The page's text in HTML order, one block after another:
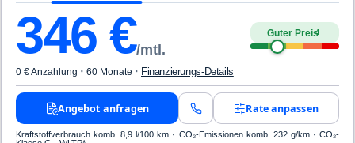
346 €/mtl.
Guter Preis4
0 € Anzahlung · 60 Monate · Finanzierungs-Details
Angebot anfragen Rate anpassen
Kraftstoffverbrauch komb. 8,9 l/100 km · CO₂-Emissionen komb. 232 g/km · CO₂-